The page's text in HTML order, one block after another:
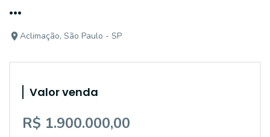
...
Aclimação, São Paulo - SP
Valor venda
R$ 1.900.000,00